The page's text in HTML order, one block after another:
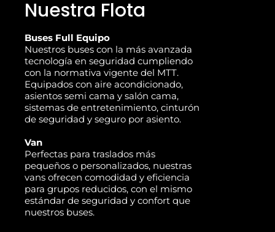
Nuestra Flota
Buses Full Equipo
Nuestros buses con la más avanzada
tecnología en seguridad cumpliendo
con la normativa vigente del MTT.
Equipados con aire acondicionado,
asientos semi cama y salón cama,
sistemas de entretenimiento, cinturón
de seguridad y seguro por asiento.
Van
Perfectas para traslados más
pequeños o personalizados, nuestras
vans ofrecen comodidad y eficiencia
para grupos reducidos, con el mismo
estándar de seguridad y confort que
nuestros buses.